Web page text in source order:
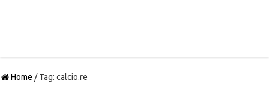
Home / Tag:calcio.re